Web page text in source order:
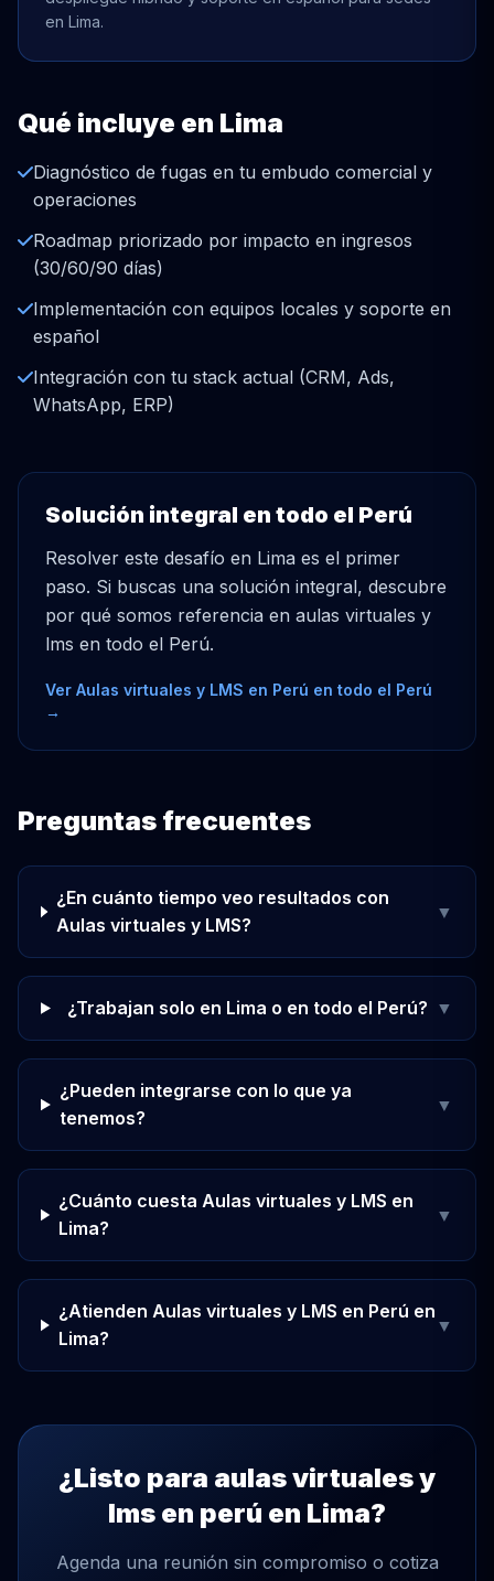
en Lima.
Qué incluye en Lima
Diagnóstico de fugas en tu embudo comercial y
operaciones
Roadmap priorizado por impacto en ingresos
(30/60/90 días)
Implementación con equipos locales y soporte en
español
Integración con tu stack actual (CRM, Ads,
WhatsApp, ERP)
Solución integral en todo el Perú
Resolver este desafío en Lima es el primer
paso. Si buscas una solución integral, descubre
por qué somos referencia en aulas virtuales y
lms en todo el Perú.
Ver Aulas virtuales y LMS en Perú en todo el Perú
→
Preguntas frecuentes
¿En cuánto tiempo veo resultados con
Aulas virtuales y LMS?
▼
¿Trabajan solo en Lima o en todo el Perú? ▼
¿Pueden integrarse con lo que ya
tenemos?
▼
¿Cuánto cuesta Aulas virtuales y LMS en
Lima?
▼
¿Atienden Aulas virtuales y LMS en Perú en
Lima?
▼
¿Listo para aulas virtuales y
lms en perú en Lima?
Agenda una reunión sin compromiso o cotiza